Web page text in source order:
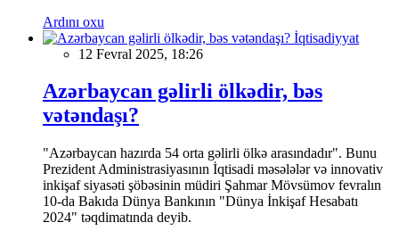
Ardını oxu
İqtisadiyyat
12 Fevral 2025, 18:26
Azərbaycan gəlirli ölkədir, bəs
vətəndaşı?
"Azərbaycan hazırda 54 orta gəlirli ölkə arasındadır". Bunu
Prezident Administrasiyasının İqtisadi məsələlər və innovativ
inkişaf siyasəti şöbəsinin müdiri Şahmar Mövsümov fevralın
10-da Bakıda Dünya Bankının "Dünya İnkişaf Hesabatı
2024" təqdimatında deyib.